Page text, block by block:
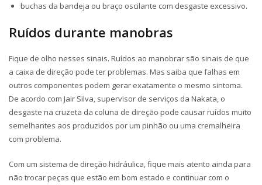
buchas da bandeja ou braço oscilante com desgaste excessivo.
Ruídos durante manobras
Fique de olho nesses sinais. Ruídos ao manobrar são sinais de que
a caixa de direção pode ter problemas. Mas saiba que falhas em
outros componentes podem gerar exatamente o mesmo sintoma.
De acordo com Jair Silva, supervisor de serviços da Nakata, o
desgaste na cruzeta da coluna de direção pode causar ruídos muito
semelhantes aos produzidos por um pinhão ou uma cremalheira
com problema.
Com um sistema de direção hidráulica, fique mais atento ainda para
não trocar peças que estão em bom estado e continuar com o